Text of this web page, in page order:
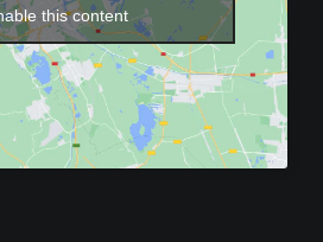
this content